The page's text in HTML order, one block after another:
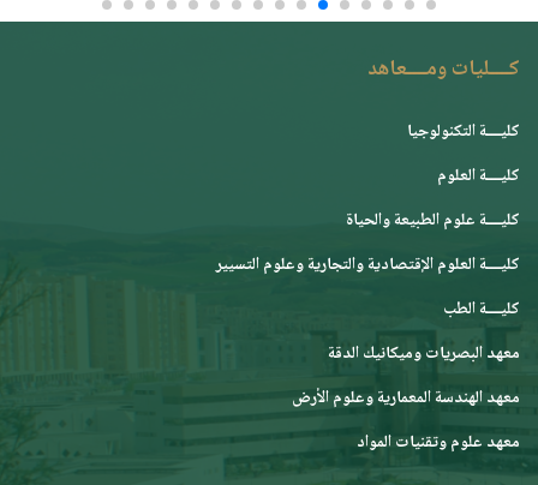
كــــليات ومــــعاهد
كليــــة التكنولوجيا
كليــــة العلوم
كليــــة علوم الطبيعة والحياة
كليــــة العلوم الإقتصادية والتجارية وعلوم التسيير
كليــــة الطب
معهد البصريات وميكانيك الدقة
معهد الهندسة المعمارية وعلوم الأرض
معهد علوم وتقنيات المواد